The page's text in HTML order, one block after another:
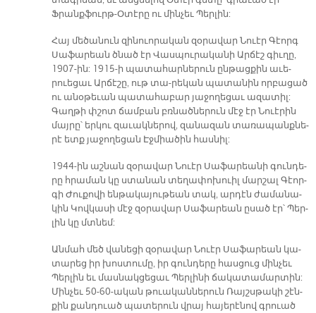
Ֆրանք­ֆուրթ-Օ­տէ­րը ու մին­չեւ Պեր­լին:
Հայ մե­ծա­նուն զի­նուո­րա­կան զօ­րա­վար Նուէր Գէորգ
Սա­ֆա­րեան ծնած էր Վաս­պու­րա­կա­նի Ար­ճէշ գիւ­ղը,
1907-ին: 1915-ի պա­տա­հար­նե­րուն ըն­թաց­քին ա­ւե­
րուե­ցաւ Ար­ճէ­շը, ութ տա-­րե­կան պա­տա­նին որ­բա­ցած
ու ա­նօ­թե­ւան պա­տա­հա­բար յա­ջո­ղե­ցաւ ա­զա­տիլ:
Գաղ­թի փշոտ ճամ­բան բռնած­նե­րուն մէջ էր Նուէ­րին
մայ­րը՝ եր­կու զա­ւակ­նե­րով, զա­նա­զան տա­ռա­պանք­նե­
րէ ետք յա­ջո­ղե­ցան Էջ­միա­ծին հաս­նիլ:
1944-ին աշ­նան զօ­րա­վար Նուէր Սա­ֆա­րեա­նի գուն­դե­
րը հրա­ման կը ստա­նան տե­ղա­փո­խուիլ մար­շալ Գէոր­
գի Ժու­քո­վի են­թա­կա­յու­թեան տակ, ար­դէն ժա­մա­նա­
կին Կով­կա­սի մէջ զօ­րա­վար Սա­ֆա­րեան ը­սած էր՝ Պեր­
լին կը մտնեմ:
Ան­մահ մեծ վա­նե­ցի զօ­րա­վար Նուէր Սա­ֆա­րեան կա­
տա­րեց իր խոս­տու­մը, իր գուն­դե­րը հաս­ցուց մին­չեւ
Պեր­լին եւ մաս­նակ­ցե­ցաւ Պեր­լի­նի ճա­կա­տա­մար­տին:
Մին­չեւ 50-60-ա­կան թուա­կան­նե­րուն Ռայշս­թա­կի շէն­
քին քանդուած պա­տե­րուն վրայ հա­յե­րէ­նով գրուած